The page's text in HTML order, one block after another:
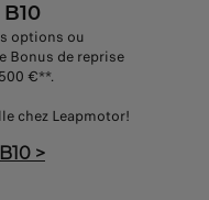
options ou
Bonus de reprise
€**.
chez Leapmotor!
>